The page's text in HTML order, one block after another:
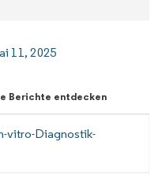
11, 2025
Berichte entdecken
vitro-Diagnostik-